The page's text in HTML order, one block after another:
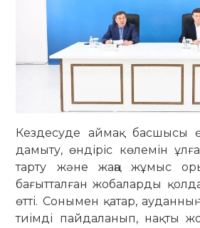
Кездесуде аймақ басшысы
дамыту, өндіріс көлемін
тарту және жаңа жұмыс
бағытталған жобаларды
өтті. Сонымен қатар, ауданның
тиімді пайдаланып, нақты